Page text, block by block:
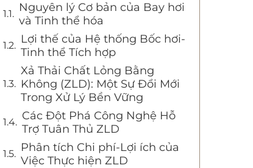
Nguyên lý Cơ bản của Bay hơi
và Tinh thể hóa
Lợi thế của Hệ thống Bốc hơi-
Tinh thể Tích hợp
Xả Thải Chất Lỏng Bằng
Không (ZLD): Một Sự Đổi Mới
Trong Xử Lý Bền Vững
Các Đột Phá Công Nghệ Hỗ
Trợ Tuân Thủ ZLD
Phân tích Chi phí-Lợi ích của
Việc Thực hiện ZLD